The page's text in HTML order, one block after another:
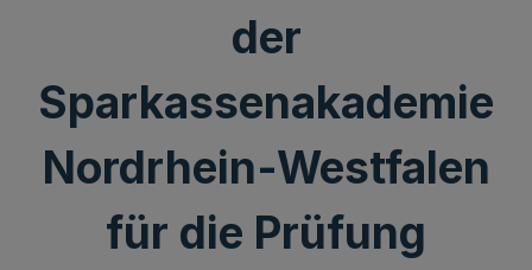
der
Sparkassenakademie
Nordrhein-Westfalen
für die Prüfung